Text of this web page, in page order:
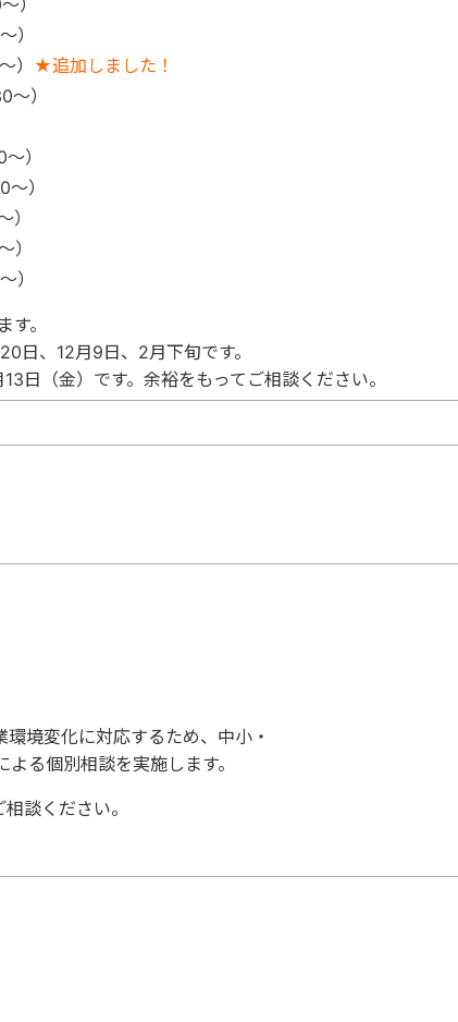
）
）
） ★追加しました！
）
）
）
）
）
）
。
日、12月9日、2月下旬です。
日（金）です。余裕をもってご相談ください。
境変化に対応するため、中小・
る個別相談を実施します。
談ください。